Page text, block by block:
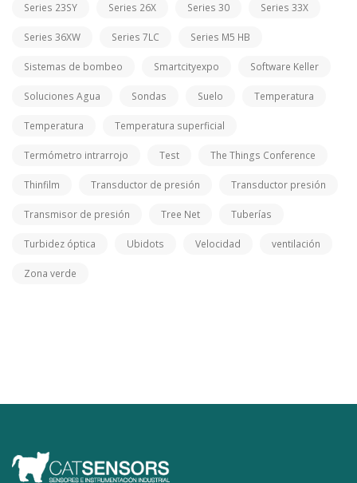
Series 23SY Series 26X Series 30 Series 33X
Series 36XW Series 7LC Series M5 HB
Sistemas de bombeo Smartcityexpo Software Keller
Soluciones Agua Sondas Suelo Temperatura
Temperatura Temperatura superficial
Termómetro intrarrojo Test The Things Conference
Thinfilm Transductor de presión Transductor presión
Transmisor de presión Tree Net Tuberías
Turbidez óptica Ubidots Velocidad ventilación
Zona verde